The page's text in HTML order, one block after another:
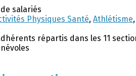
salariés
Physiques Santé, Athlétisme,
répartis dans les 11